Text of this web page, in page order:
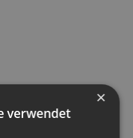
×
verwendet